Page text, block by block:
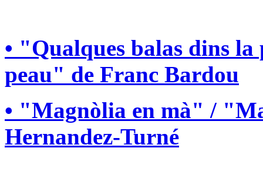
• "Qualques balas dins
peau" de Franc Bardou
• "Magnòlia en mà" /
Hernandez-Turné